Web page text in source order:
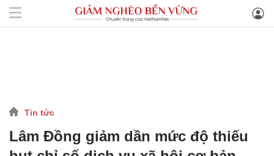
Tin tức
Lâm Đồng giảm dần mức độ thiếu